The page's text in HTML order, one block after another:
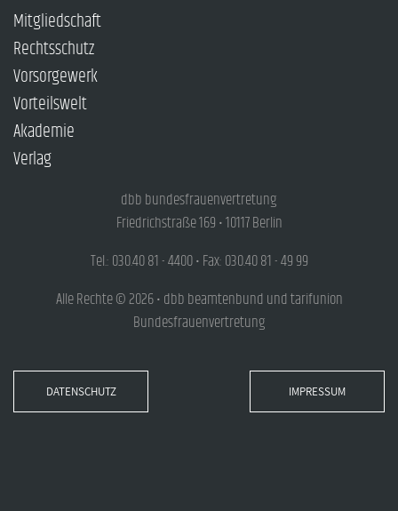
Mitgliedschaft
Rechtsschutz
Vorsorgewerk
Vorteilswelt
Akademie
Verlag
dbb bundesfrauenvertretung
Friedrichstraße 169 • 10117 Berlin
Tel.: 030.40 81 - 4400 • Fax: 030.40 81 - 49 99
Alle Rechte © 2026 • dbb beamtenbund und tarifunion
Bundesfrauenvertretung
DATENSCHUTZ IMPRESSUM